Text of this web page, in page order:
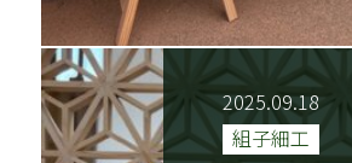
2025.09.18
組子細工